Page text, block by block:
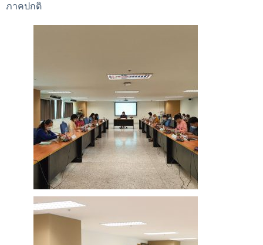
ภาคปกติ